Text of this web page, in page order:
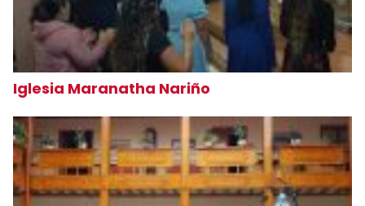
Iglesia Maranatha Nariño